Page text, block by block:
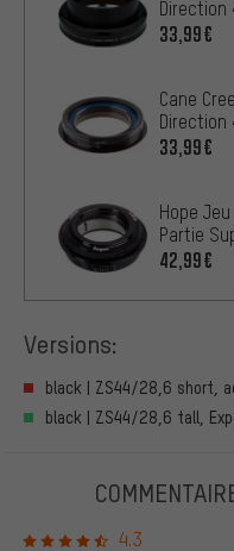
Direction
33,99€
Cane
Direction
33,99€
Hope
Partie
42,99€
Versions:
black | ZS44/28,6 short,
black | ZS44/28,6 tall,
4.3